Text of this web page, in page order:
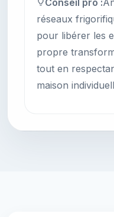
Conseil pro :
réseaux
pour libérer les
propre
tout en
maison